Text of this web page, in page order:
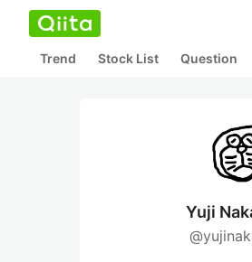
Trend Stock List Question
Yuji